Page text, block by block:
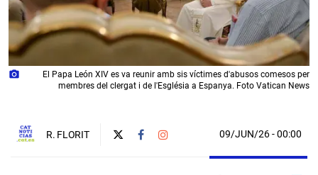
photo_camera
El Papa León XIV es va reunir amb sis víctimes d'abusos comesos per
membres del clergat i de l'Església a Espanya. Foto Vatican News
R. FLORIT 09/JUN/26- 00:00